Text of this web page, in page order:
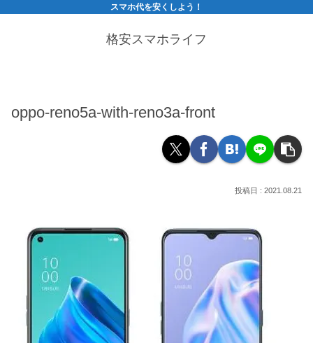
スマホ代を安くしよう！
格安スマホライフ
oppo-reno5a-with-reno3a-front
2021.08.21